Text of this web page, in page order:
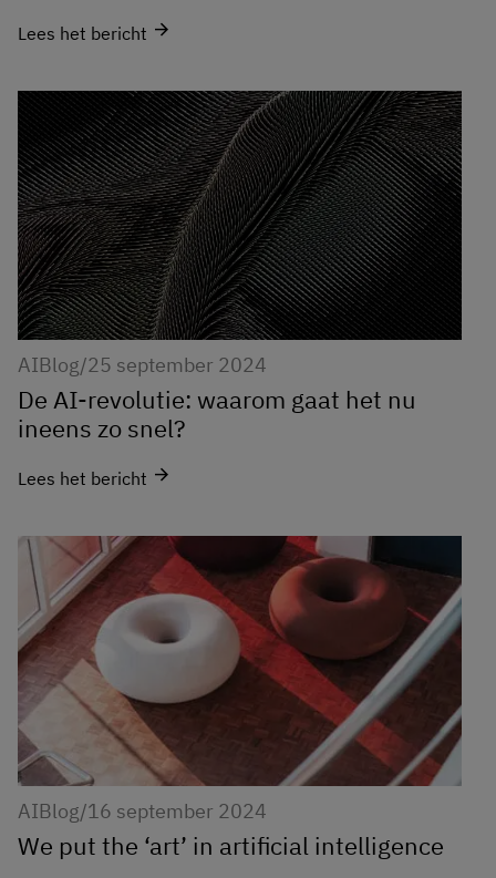
Lees het bericht arrow_forward
AIBlog/25 september 2024
De AI-revolutie: waarom gaat het nu
ineens zo snel?
Lees het bericht arrow_forward
AIBlog/16 september 2024
We put the ‘art’ in artificial intelligence